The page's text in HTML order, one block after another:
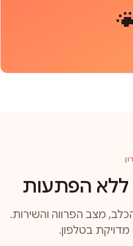
ללא הפתעות
מצב הפרווה והשירות.
בטלפון.